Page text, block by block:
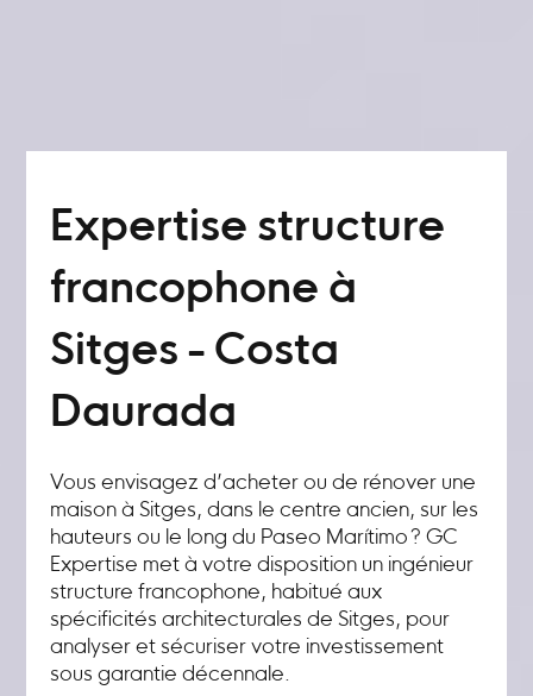
Expertise structure
francophone à
Sitges - Costa
Daurada
Vous envisagez d’acheter ou de rénover une
maison à Sitges, dans le centre ancien, sur les
hauteurs ou le long du Paseo Marítimo ? GC
Expertise met à votre disposition un ingénieur
structure francophone, habitué aux
spécificités architecturales de Sitges, pour
analyser et sécuriser votre investissement
sous garantie décennale.